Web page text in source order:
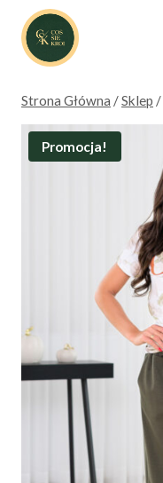
Przejdź
treści
Strona Główna /Sklep /
Promocja!